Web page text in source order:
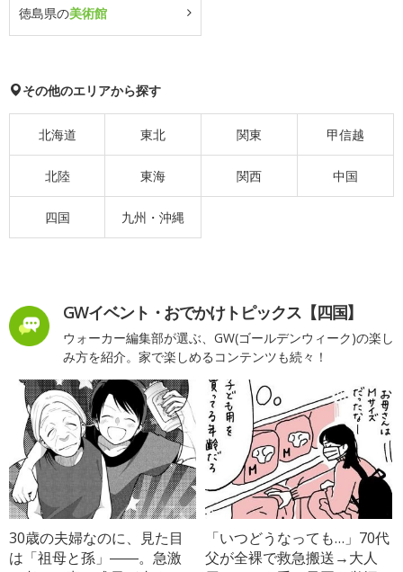
徳島県の美術館
その他のエリアから探す
北海道 東北 関東 甲信越
北陸 東海 関西 中国
四国 九州・沖縄
GWイベント・おでかけトピックス【四国】
ウォーカー編集部が選ぶ、GW(ゴールデンウィーク)の楽し
み方を紹介。家で楽しめるコンテンツも続々！
30歳の夫婦なのに、見た目
は「祖母と孫」――。急激
「いつどうなっても…」70代
父が全裸で救急搬送→大人